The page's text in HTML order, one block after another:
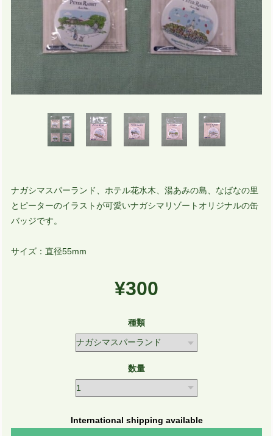
ナガシマスパーランド、ホテル花水木、湯あみの島、なばなの里
とピーターのイラストが可愛いナガシマリゾートオリジナルの缶
バッジです。
サイズ：直径55mm
¥300
種類
数量
International shipping available